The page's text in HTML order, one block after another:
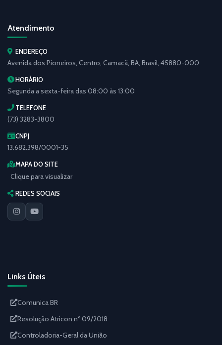
Atendimento
ENDEREÇO
Avenida dos Pioneiros, Centro, Camacã, BA, Brasil, 45880-000
HORÁRIO
Segunda a sexta-feira das 08:00 às 13:00
TELEFONE
(73) 3283-3800
CNPJ
13.682.398/0001-35
MAPA DO SITE
Clique para visualizar
REDES SOCIAIS
Links Úteis
Comunica BR
Resolução Atricon nº 09/2018
Controladoria-Geral da União